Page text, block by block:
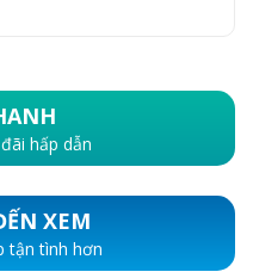
hấp dẫn
XEM
tận tình hơn